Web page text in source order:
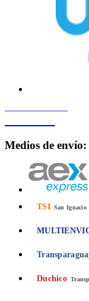
Medios de envío:
TSI San Ignacio
Duchico